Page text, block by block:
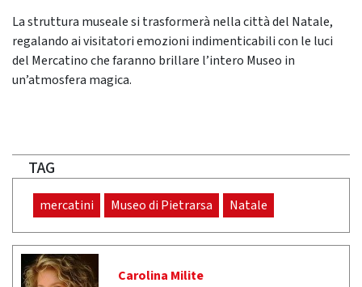
La struttura museale si trasformerà nella città del Natale,
regalando ai visitatori emozioni indimenticabili con le luci
del Mercatino che faranno brillare l’intero Museo in
un’atmosfera magica.
TAG
mercatini Museo di Pietrarsa Natale
Carolina Milite